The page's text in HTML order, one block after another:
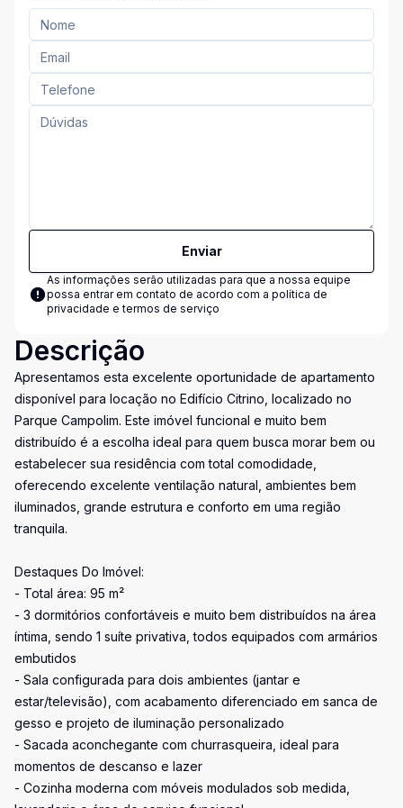
Enviar
As informações serão utilizadas para que a nossa equipe
possa entrar em contato de acordo com a política de
privacidade e termos de serviço
Descrição
Apresentamos esta excelente oportunidade de apartamento
disponível para locação no Edifício Citrino, localizado no
Parque Campolim. Este imóvel funcional e muito bem
distribuído é a escolha ideal para quem busca morar bem ou
estabelecer sua residência com total comodidade,
oferecendo excelente ventilação natural, ambientes bem
iluminados, grande estrutura e conforto em uma região
tranquila.
Destaques Do Imóvel:
- Total área: 95 m²
- 3 dormitórios confortáveis e muito bem distribuídos na área
íntima, sendo 1 suíte privativa, todos equipados com armários
embutidos
- Sala configurada para dois ambientes (jantar e
estar/televisão), com acabamento diferenciado em sanca de
gesso e projeto de iluminação personalizado
- Sacada aconchegante com churrasqueira, ideal para
momentos de descanso e lazer
- Cozinha moderna com móveis modulados sob medida,